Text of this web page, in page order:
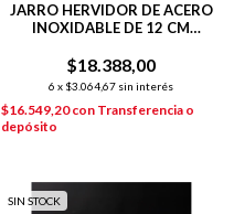
JARRO HERVIDOR DE ACERO
INOXIDABLE DE 12 CM
$18.388,00
6 x $3.064,67 sin interés
$16.549,20con Transferencia o
depósito
SIN STOCK